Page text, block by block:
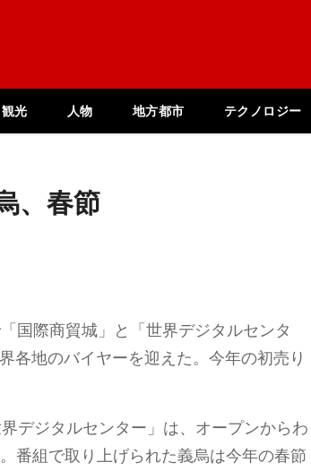
観光 人物 地方都市 テクノロジー
、春節
国際商貿城」と「世界デジタルセンタ
各地のバイヤーを迎えた。今年の初売り
デジタルセンター」は、オープンからわ
番組で取り上げられた義烏は今年の春節